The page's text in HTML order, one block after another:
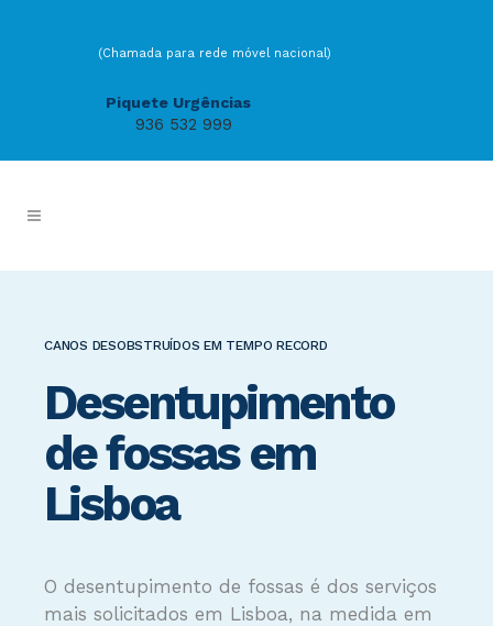
(Chamada para rede móvel nacional)
Piquete Urgências
936 532 999
CANOS DESOBSTRUÍDOS EM TEMPO RECORD
Desentupimento
de fossas em
Lisboa
O desentupimento de fossas é dos serviços
mais solicitados em Lisboa, na medida em